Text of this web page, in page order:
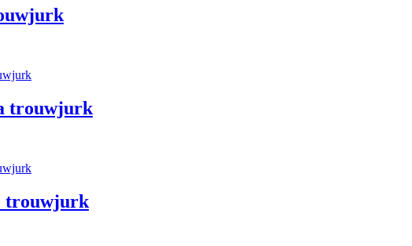
trouwjurk
trouwjurk